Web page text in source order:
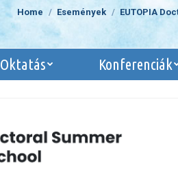
Oktatás Konferenciák
You are here:
Home Események EUTOPIA